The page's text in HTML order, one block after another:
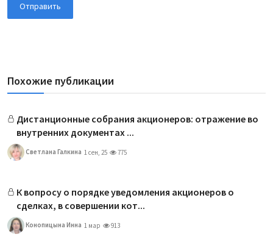
Отправить
Похожие публикации
Дистанционные собрания акционеров: отражение во
внутренних документах ...
Светлана Галкина 1 сен, 25 775
К вопросу о порядке уведомления акционеров о
сделках, в совершении кот...
Конопицына Инна 1 мар 913